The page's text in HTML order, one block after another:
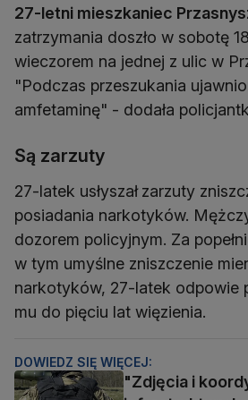
27-letni mieszkaniec
zatrzymania doszło w sobotę
wieczorem na jednej z ulic w
"Podczas przeszukania
amfetaminę" - dodała
Są zarzuty
27-latek usłyszał zarzuty
posiadania narkotyków.
dozorem policyjnym. Za
w tym umyślne zniszczenie
narkotyków, 27-latek odpowie
mu do pięciu lat więzienia.
DOWIEDZ SIĘ WIĘCEJ:
"Zdjęcia i